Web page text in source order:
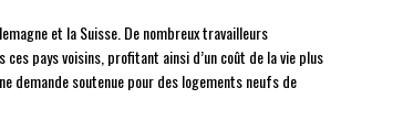
et la Suisse. De nombreux travailleurs
pays voisins, profitant ainsi d’un coût de la vie plus
demande soutenue pour des logements neufs de